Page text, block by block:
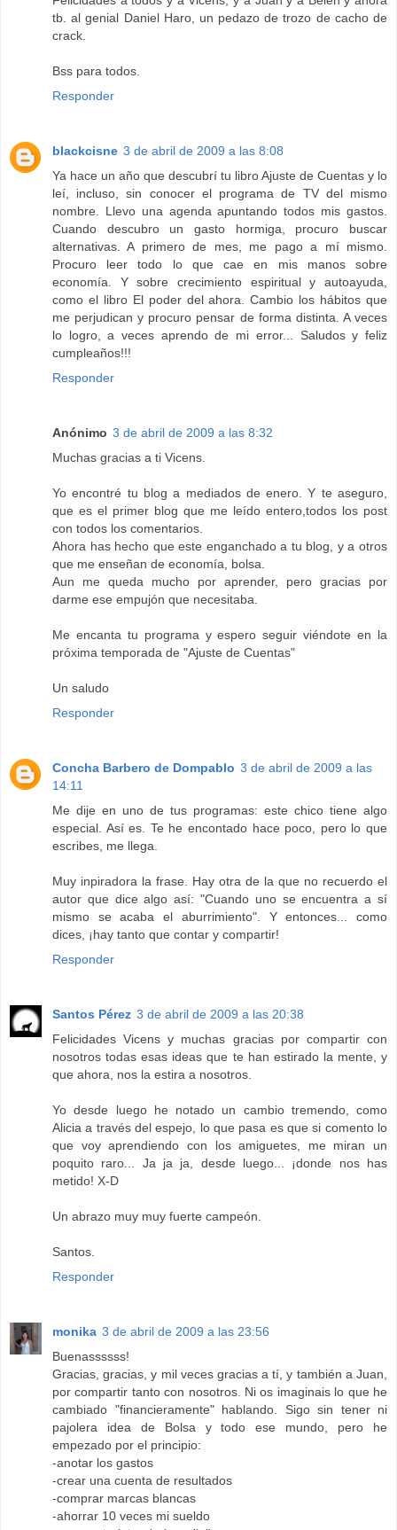
tb. al genial Daniel Haro, un pedazo de trozo de cacho de
crack.
Bss para todos.
Responder
blackcisne 3 de abril de 2009 a las 8:08
Ya hace un año que descubrí tu libro Ajuste de Cuentas y lo
leí, incluso, sin conocer el programa de TV del mismo
nombre. Llevo una agenda apuntando todos mis gastos.
Cuando descubro un gasto hormiga, procuro buscar
alternativas. A primero de mes, me pago a mí mismo.
Procuro leer todo lo que cae en mis manos sobre
economía. Y sobre crecimiento espiritual y autoayuda,
como el libro El poder del ahora. Cambio los hábitos que
me perjudican y procuro pensar de forma distinta. A veces
lo logro, a veces aprendo de mi error... Saludos y feliz
cumpleaños!!!
Responder
Anónimo 3 de abril de 2009 a las 8:32
Muchas gracias a ti Vicens.
Yo encontré tu blog a mediados de enero. Y te aseguro,
que es el primer blog que me leído entero,todos los post
con todos los comentarios.
Ahora has hecho que este enganchado a tu blog, y a otros
que me enseñan de economía, bolsa.
Aun me queda mucho por aprender, pero gracias por
darme ese empujón que necesitaba.
Me encanta tu programa y espero seguir viéndote en la
próxima temporada de "Ajuste de Cuentas"
Un saludo
Responder
Concha Barbero de Dompablo 3 de abril de 2009 a las
14:11
Me dije en uno de tus programas: este chico tiene algo
especial. Así es. Te he encontado hace poco, pero lo que
escribes, me llega.
Muy inpiradora la frase. Hay otra de la que no recuerdo el
autor que dice algo así: "Cuando uno se encuentra a sí
mismo se acaba el aburrimiento". Y entonces... como
dices, ¡hay tanto que contar y compartir!
Responder
Santos Pérez 3 de abril de 2009 a las 20:38
Felicidades Vicens y muchas gracias por compartir con
nosotros todas esas ideas que te han estirado la mente, y
que ahora, nos la estira a nosotros.
Yo desde luego he notado un cambio tremendo, como
Alicia a través del espejo, lo que pasa es que si comento lo
que voy aprendiendo con los amiguetes, me miran un
poquito raro... Ja ja ja, desde luego... ¡donde nos has
metido! X-D
Un abrazo muy muy fuerte campeón.
Santos.
Responder
monika 3 de abril de 2009 a las 23:56
Buenassssss!
Gracias, gracias, y mil veces gracias a tí, y también a Juan,
por compartir tanto con nosotros. Ni os imaginais lo que he
cambiado "financieramente" hablando. Sigo sin tener ni
pajolera idea de Bolsa y todo ese mundo, pero he
empezado por el principio:
-anotar los gastos
-crear una cuenta de resultados
-comprar marcas blancas
-ahorrar 10 veces mi sueldo